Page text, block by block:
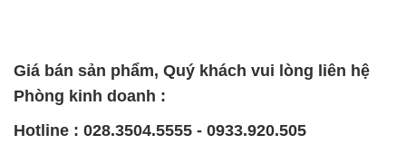
Giá bán sản phẩm, Quý khách vui lòng liên hệ
Phòng kinh doanh :
Hotline : 028.3504.5555 - 0933.920.505